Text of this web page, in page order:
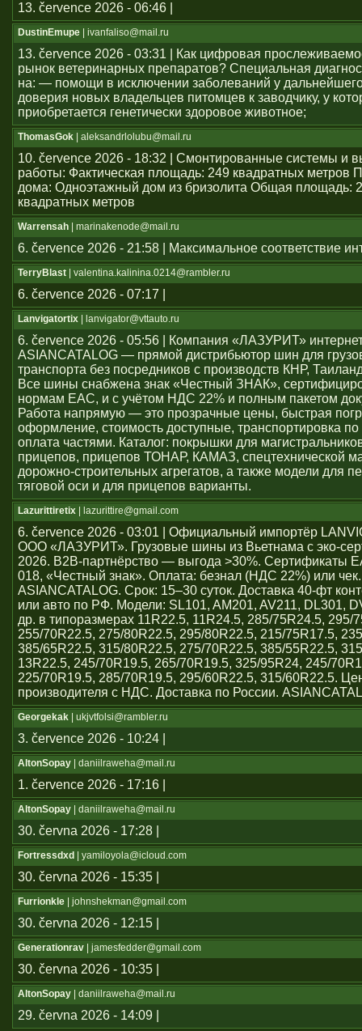
13. července 2026 - 06:46 |
DustinEmupe | ivanfaliso@mail.ru
13. července 2026 - 03:31 | Как цифровая
рынок ветеринарных препаратов? Специальная
на: — помощи в исключении заболеваний у
доверия новых владельцев питомцев к заводчику, у
приобретается генетически здоровое животное;
ThomasGok | aleksandrlolubu@mail.ru
10. července 2026 - 18:32 | Смонтированные системы и
работы: Фактическая площадь: 249 квадратных метров
дома: Одноэтажный дом из бризолита Общая площадь:
квадратных метров
Warrensah | marinakenode@mail.ru
6. července 2026 - 21:58 | Максимальное соответствие
TerryBlast | valentina.kalinina.0214@rambler.ru
6. července 2026 - 07:17 |
Lanvigatortix | lanvigator@vttauto.ru
6. července 2026 - 05:56 | Компания «ЛАЗУРИТ»
ASIANCATALOG — прямой дистрибьютор шин для
транспорта без посредников с производств КНР,
Все шины снабжена знак «Честный ЗНАК»,
нормам ЕАС, и с учётом НДС 22% и полным пакетом
Работа напрямую — это прозрачные цены, быстрая
оформление, стоимость доступные, транспортировка по
оплата частями. Каталог: покрышки для
прицепов, прицепов ТОНАР, КАМАЗ, спецтехнической
дорожно-строительных агрегатов, а также модели для
тяговой оси и для прицепов варианты.
Lazurittiretix | lazurittire@gmail.com
6. července 2026 - 03:01 | Официальный импортёр
ООО «ЛАЗУРИТ». Грузовые шины из Вьетнама с эко-
2026. B2B-партнёрство — выгода >30%. Сертификаты
018, «Честный знак». Оплата: безнал (НДС 22%) или
ASIANCATALOG. Срок: 15–30 суток. Доставка 40-фт
или авто по РФ. Модели: SL101, AM201, AV211, DL301,
др. в типоразмерах 11R22.5, 11R24.5, 285/75R24.5, 295/
255/70R22.5, 275/80R22.5, 295/80R22.5, 215/75R17.5,
385/65R22.5, 315/80R22.5, 275/70R22.5, 385/55R22.5,
13R22.5, 245/70R19.5, 265/70R19.5, 325/95R24, 245/
225/70R19.5, 285/70R19.5, 295/60R22.5, 315/60R22.5.
производителя с НДС. Доставка по России.
Georgekak | ukjvtfolsi@rambler.ru
3. července 2026 - 10:24 |
AltonSopay | daniilraweha@mail.ru
1. července 2026 - 17:16 |
AltonSopay | daniilraweha@mail.ru
30. června 2026 - 17:28 |
Fortressdxd | yamiloyola@icloud.com
30. června 2026 - 15:35 |
Furrionkle | johnshekman@gmail.com
30. června 2026 - 12:15 |
Generationrav | jamesfedder@gmail.com
30. června 2026 - 10:35 |
AltonSopay | daniilraweha@mail.ru
29. června 2026 - 14:09 |